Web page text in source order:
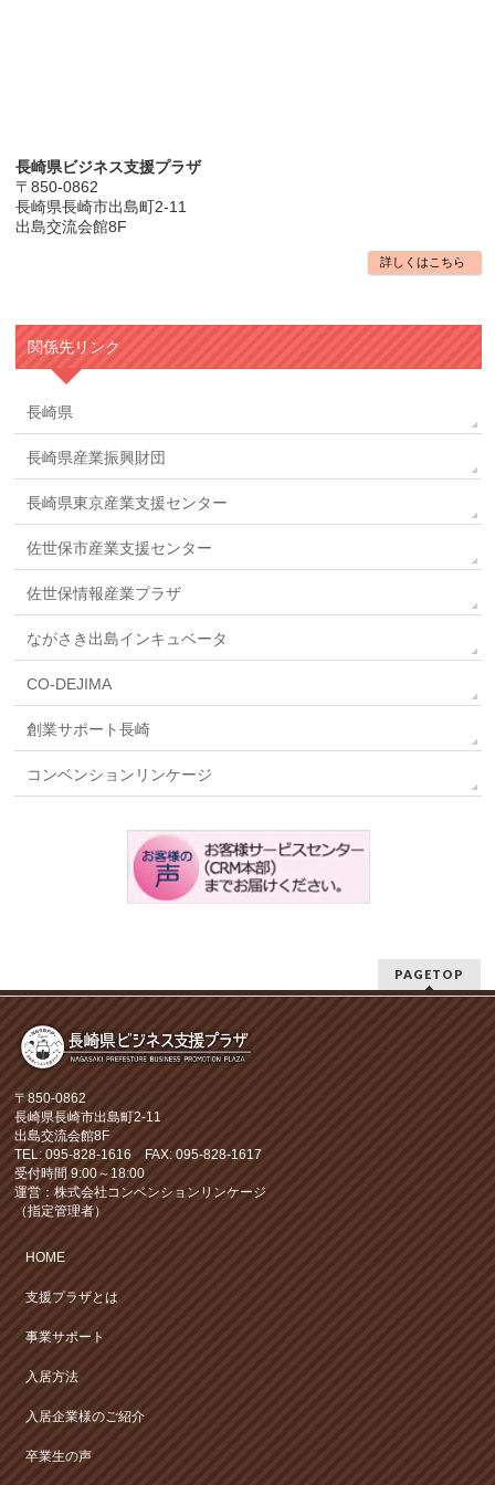
長崎県ビジネス支援プラザ
〒850-0862
長崎県長崎市出島町2-11
出島交流会館8F
詳しくはこちら
関係先リンク
長崎県
長崎県産業振興財団
長崎県東京産業支援センター
佐世保市産業支援センター
佐世保情報産業プラザ
ながさき出島インキュベータ
CO-DEJIMA
創業サポート長崎
コンベンションリンケージ
PAGETOP
〒850-0862
長崎県長崎市出島町2-11
出島交流会館8F
TEL: 095-828-1616 FAX: 095-828-1617
受付時間 9:00～18:00
運営：株式会社コンベンションリンケージ
（指定管理者）
HOME
支援プラザとは
事業サポート
入居方法
入居企業様のご紹介
卒業生の声